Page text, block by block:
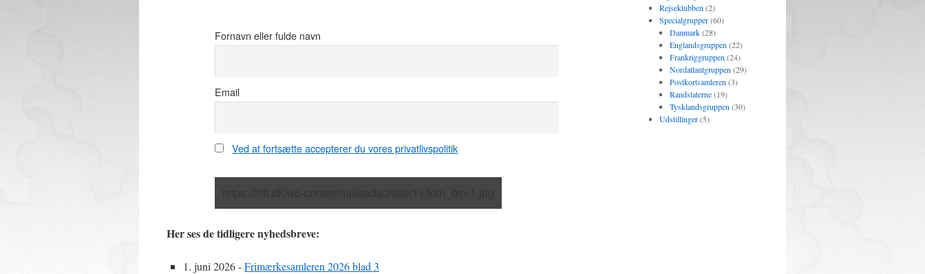
Fornavn eller fulde navn
Email
Ved at fortsætte accepterer du vores privatlivspolitik
Her ses de tidligere nyhedsbreve:
1. juni 2026-Frimærkesamleren 2026 blad 3
Rejseklubben (2)
Specialgrupper(60)
Danmark(28)
Englandsgruppen (22)
Frankriggruppen (24)
Nordatlantgruppen (29)
Postkortsamleren (3)
Randstaterne(19)
Tysklandsgruppen (30)
Udstillinger(5)